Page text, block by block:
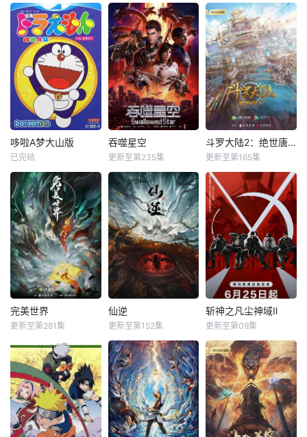
哆啦A梦大山版
已完结
吞噬星空
更新至第235集
斗罗大陆2：绝世唐门
更新至第165集
完美世界
更新至第281集
仙逆
更新至第152集
斩神之凡尘神域Ⅱ
更新至第09集